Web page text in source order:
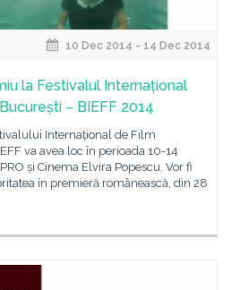
10 Dec 2014 - 14 Dec 2014
la Festivalul Internațional
– BIEFF 2014
Internațional de Film
va avea loc în perioada 10-14
și Cinema Elvira Popescu. Vor fi
în premieră românească, din 28